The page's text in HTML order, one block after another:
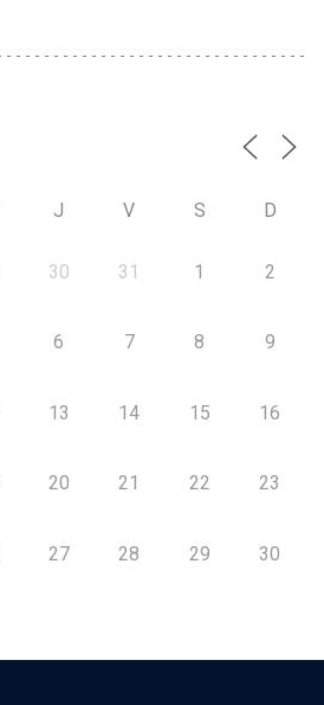
J V S D
30 31 1 2
6 7 8 9
13 14 15 16
20 21 22 23
27 28 29 30